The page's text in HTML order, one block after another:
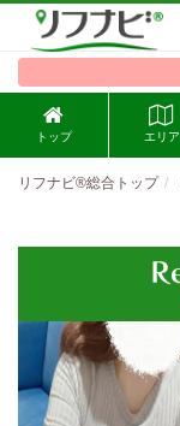
トップ エリア
リフナビ®総合トップ